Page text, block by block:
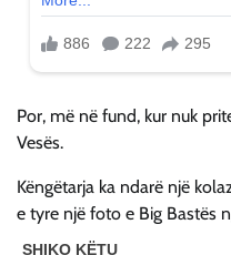
Por, më në fund, kur nuk
Vesës.
Këngëtarja ka ndarë një
e tyre një foto e Big Bastës